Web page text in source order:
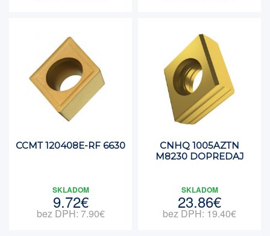
CCMT 120408E-RF 6630
SKLADOM
9.72€
bez DPH: 7.90€
CNHQ 1005AZTN
M8230 DOPREDAJ
SKLADOM
23.86€
bez DPH: 19.40€